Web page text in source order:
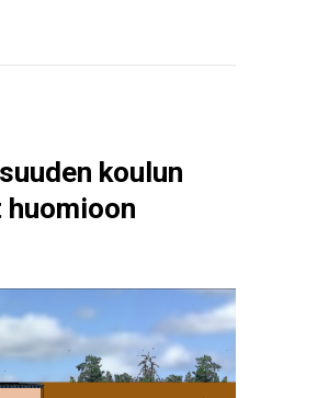
koulun